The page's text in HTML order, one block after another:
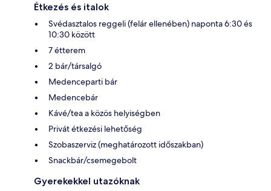
Étkezés és italok
Svédasztalos reggeli (felár ellenében) naponta 6:30 és
10:30 között
7 étterem
2 bár/társalgó
Medenceparti bár
Medencebár
Kávé/tea a közös helyiségben
Privát étkezési lehetőség
Szobaszerviz (meghatározott időszakban)
Snackbár/csemegebolt
Gyerekekkel utazóknak